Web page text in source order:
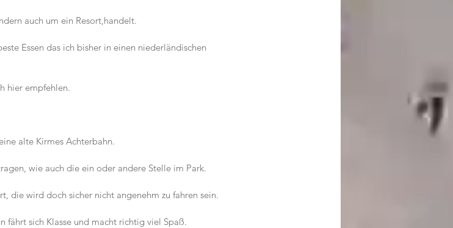
auch um ein Resort,handelt.
Essen das ich bisher in einen niederländischen
hier empfehlen.
alte Kirmes Achterbahn.
wie auch die ein oder andere Stelle im Park.
die wird doch sicher nicht angenehm zu fahren sein.
fährt sich Klasse und macht richtig viel Spaß.